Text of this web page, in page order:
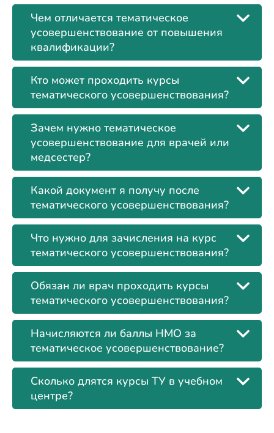
Чем отличается тематическое
усовершенствование от повышения
квалификации?
Кто может проходить курсы
тематического усовершенствования?
Зачем нужно тематическое
усовершенствование для врачей или
медсестер?
Какой документ я получу после
тематического усовершенствования?
Что нужно для зачисления на курс
тематического усовершенствования?
Обязан ли врач проходить курсы
тематического усовершенствования?
Начисляются ли баллы НМО за
тематическое усовершенствование?
Сколько длятся курсы ТУ в учебном
центре?